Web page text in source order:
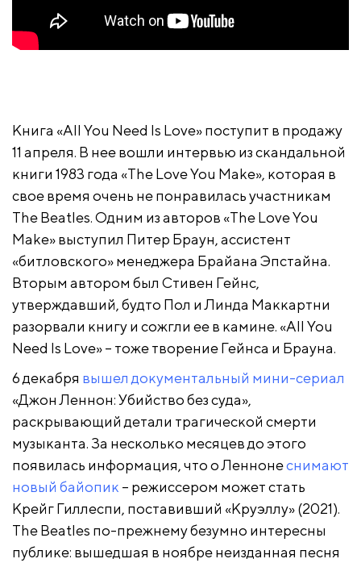
Книга «All You Need Is Love» поступит в продажу
11 апреля. В нее вошли интервью из скандальной
книги 1983 года «The Love You Make», которая в
свое время очень не понравилась участникам
The Beatles. Одним из авторов «The Love You
Make» выступил Питер Браун, ассистент
«битловского» менеджера Брайана Эпстайна.
Вторым автором был Стивен Гейнс,
утверждавший, будто Пол и Линда Маккартни
разорвали книгу и сожгли ее в камине. «All You
Need Is Love» – тоже творение Гейнса и Брауна.
6 декабря вышел документальный мини-сериал
«Джон Леннон: Убийство без суда»,
раскрывающий детали трагической смерти
музыканта. За несколько месяцев до этого
появилась информация, что о Леннонеснимают
новый байопик – режиссером может стать
Крейг Гиллеспи, поставивший «Круэллу» (2021).
The Beatles по-прежнему безумно интересны
публике: вышедшая в ноябре неизданная песня